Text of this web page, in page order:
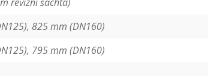
825 mm (DN160)
795 mm (DN160)